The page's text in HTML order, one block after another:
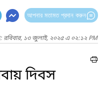
আপনার মতামত প্রদান করুন
রবিবার, ১৩ জুলাই, ২০২৫ এ ০২:১২ PM
দিবস